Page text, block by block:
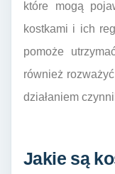
które mogą
kostkami i ich
pomoże
również
działaniem
Jakie są